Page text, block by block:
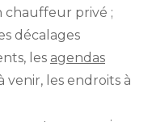
chauffeur privé ;
décalages
les agendas
les endroits à